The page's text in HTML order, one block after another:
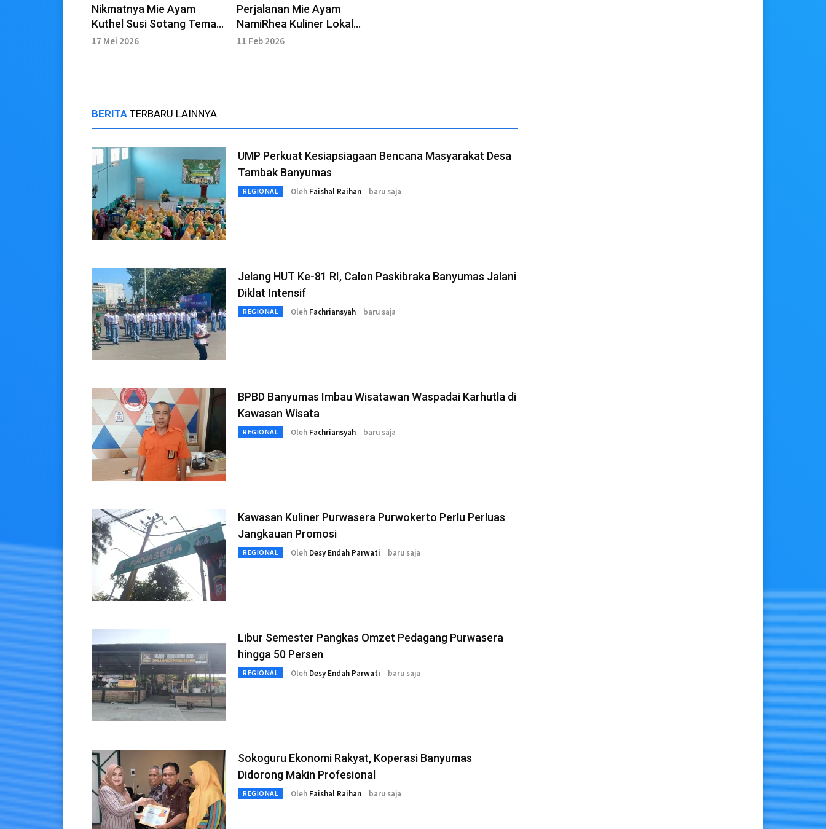
Nikmatnya Mie Ayam
Kuthel Susi Sotang Temani
Wisata di Waduk Sempor
17 Mei 2026
Perjalanan Mie Ayam
NamiRhea Kuliner Lokal
Yang Menjanjikan
11 Feb 2026
BERITA TERBARU LAINNYA
UMP Perkuat Kesiapsiagaan Bencana Masyarakat Desa
Tambak Banyumas
REGIONAL Oleh Faishal Raihan baru saja
Jelang HUT Ke-81 RI, Calon Paskibraka Banyumas Jalani
Diklat Intensif
REGIONAL Oleh Fachriansyah baru saja
BPBD Banyumas Imbau Wisatawan Waspadai Karhutla di
Kawasan Wisata
REGIONAL Oleh Fachriansyah baru saja
Kawasan Kuliner Purwasera Purwokerto Perlu Perluas
Jangkauan Promosi
REGIONAL Oleh Desy Endah Parwati baru saja
Libur Semester Pangkas Omzet Pedagang Purwasera
hingga 50 Persen
REGIONAL Oleh Desy Endah Parwati baru saja
Sokoguru Ekonomi Rakyat, Koperasi Banyumas
Didorong Makin Profesional
REGIONAL Oleh Faishal Raihan baru saja